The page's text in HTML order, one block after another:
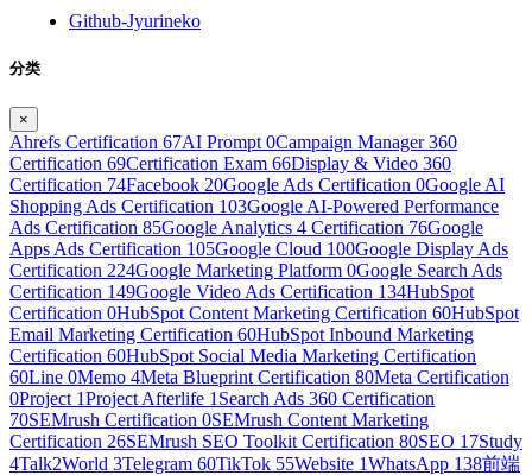
Github-Jyurineko
分类
×
Ahrefs Certification 67AI Prompt 0Campaign Manager 360
Certification 69Certification Exam 66Display & Video 360
Certification 74Facebook 20Google Ads Certification 0Google AI
Shopping Ads Certification 103Google AI-Powered Performance
Ads Certification 85Google Analytics 4 Certification 76Google
Apps Ads Certification 105Google Cloud 100Google Display Ads
Certification 224Google Marketing Platform 0Google Search Ads
Certification 149Google Video Ads Certification 134HubSpot
Certification 0HubSpot Content Marketing Certification 60HubSpot
Email Marketing Certification 60HubSpot Inbound Marketing
Certification 60HubSpot Social Media Marketing Certification
60Line 0Memo 4Meta Blueprint Certification 80Meta Certification
0Project 1Project Afterlife 1 Search Ads 360 Certification
70SEMrush Certification 0SEMrush Content Marketing
Certification 26SEMrush SEO Toolkit Certification 80SEO 17Study
4Talk2World 3Telegram 60TikTok 55Website 1WhatsApp 138前端